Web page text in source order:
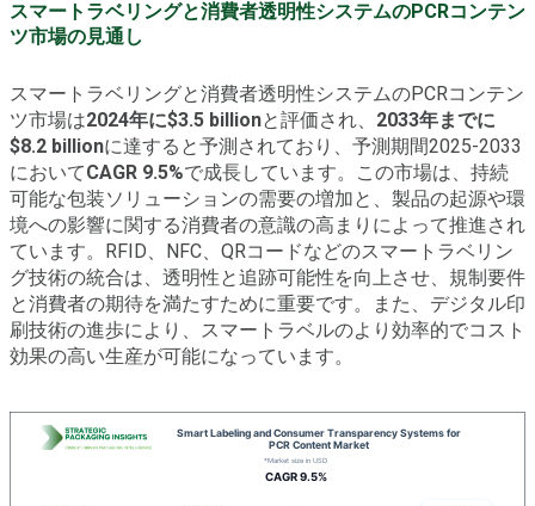
スマートラベリングと消費者透明性システムのPCRコンテン
ツ市場の見通し
スマートラベリングと消費者透明性システムのPCRコンテン
ツ市場は2024年に$3.5 billionと評価され、 2033年までに
$8.2 billionに達すると予測されており、予測期間2025-2033
においてCAGR 9.5%で成長しています。この市場は、持続
可能な包装ソリューションの需要の増加と、製品の起源や環
境への影響に関する消費者の意識の高まりによって推進され
ています。RFID、NFC、QRコードなどのスマートラベリン
グ技術の統合は、透明性と追跡可能性を向上させ、規制要件
と消費者の期待を満たすために重要です。また、デジタル印
刷技術の進歩により、スマートラベルのより効率的でコスト
効果の高い生産が可能になっています。